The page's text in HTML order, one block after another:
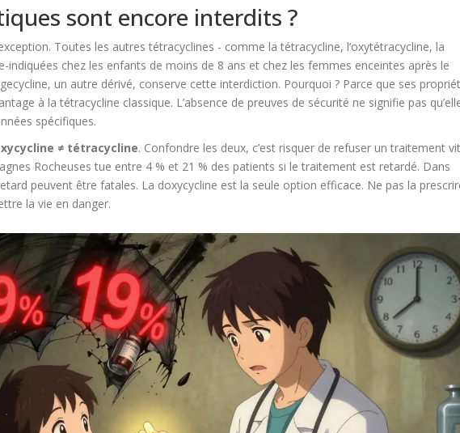
sont encore interdits ?
Toutes les autres tétracyclines - comme la tétracycline, l’oxytétracycline, la
indiquées chez les enfants de moins de 8 ans et chez les femmes enceintes après le
un autre dérivé, conserve cette interdiction. Pourquoi ? Parce que ses
à la tétracycline classique. L’absence de preuves de sécurité ne signifie pas
spécifiques.
≠ tétracycline. Confondre les deux, c’est risquer de refuser un traitement
Rocheuses tue entre 4 % et 21 % des patients si le traitement est retardé. Dans
peuvent être fatales. La doxycycline est la seule option efficace. Ne pas la
la vie en danger.